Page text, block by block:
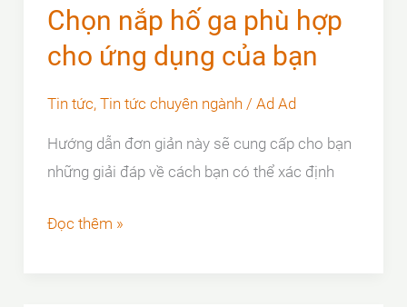
Chọn
Đặt
Nắp
Nước
Sân
Chọn nắp hố ga phù hợp
cho ứng dụng của bạn
Tin tức, Tin tức chuyên ngành / Ad Ad
Hướng dẫn đơn giản này sẽ cung cấp cho bạn
những giải đáp về cách bạn có thể xác định
Chọn
Đọc thêm »